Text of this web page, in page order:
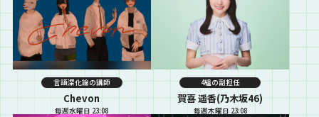
言語深化論の講師
Chevon
毎週水曜日 23:08
4組の副担任
賀喜 遥香(乃木坂46)
毎週木曜日 23:08